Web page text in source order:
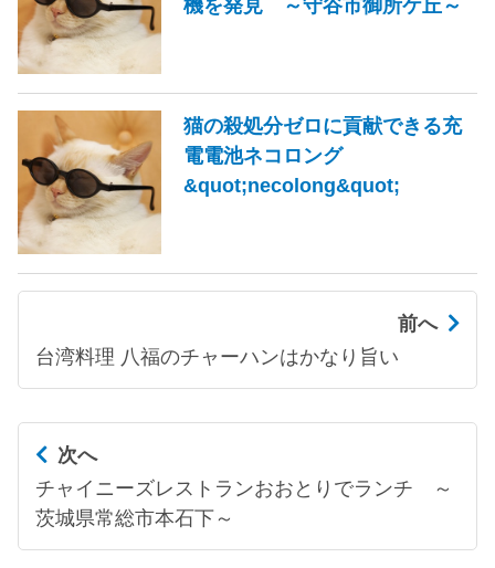
機を発見 ～守谷市御所ケ丘～
猫の殺処分ゼロに貢献できる充
電電池ネコロング
&quot;necolong&quot;
前へ
台湾料理 八福のチャーハンはかなり旨い
次へ
チャイニーズレストランおおとりでランチ ～
茨城県常総市本石下～